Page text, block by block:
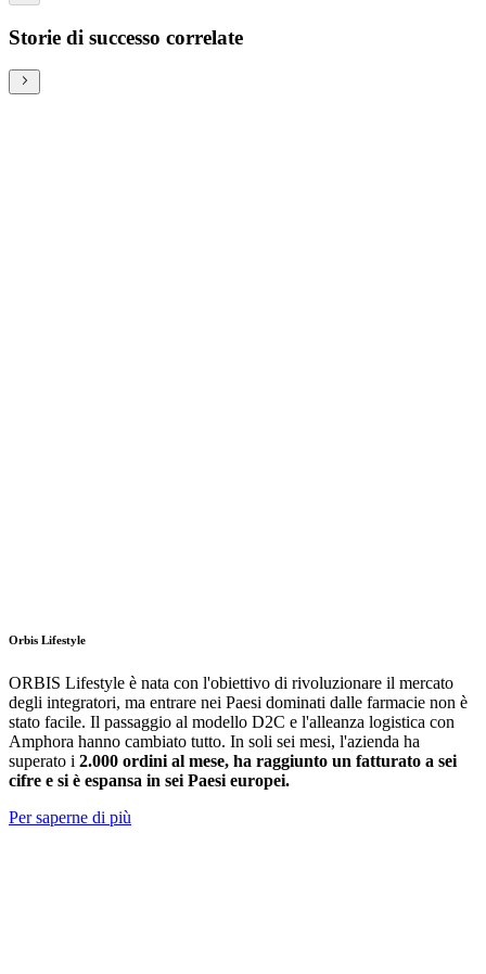
Storie di successo correlate
Orbis Lifestyle
ORBIS Lifestyle è nata con l'obiettivo di rivoluzionare il mercato
degli integratori, ma entrare nei Paesi dominati dalle farmacie non è
stato facile. Il passaggio al modello D2C e l'alleanza logistica con
Amphora hanno cambiato tutto. In soli sei mesi, l'azienda ha
superato i 2.000 ordini al mese, ha raggiunto un fatturato a sei
cifre e si è espansa in sei Paesi europei.
Per saperne di più